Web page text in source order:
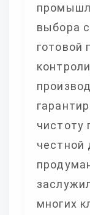
выбора
готовой
чистоту
честной
многих